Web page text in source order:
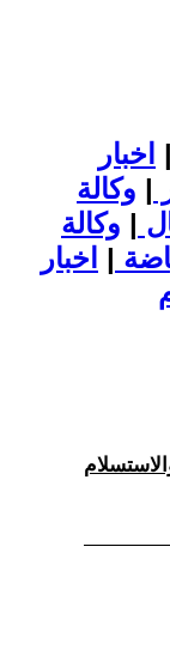
| اخبار
| وكالة
| وكالة
| اخبار